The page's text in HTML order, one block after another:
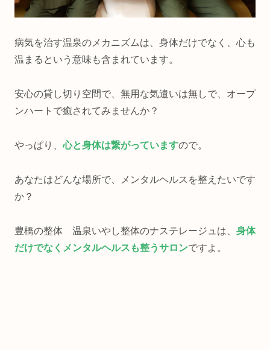
病気を治す温泉のメカニズムは、身体だけでなく、心も
温まるという意味も含まれています。
安心の貸し切り空間で、無用な気遣いは無しで、オープ
ンハートで癒されてみませんか？
やっぱり、心と身体は繋がっていますので。
あなたはどんな場所で、メンタルヘルスを整えたいです
か？
豊橋の整体 温泉いやし整体のナステレージュは、 身体
だけでなくメンタルヘルスも整うサロンですよ。